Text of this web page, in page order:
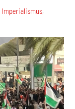
Imperialismus,